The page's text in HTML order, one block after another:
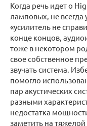
Когда речь идет о
ламповых, не всегда
«усилитель не
конце концов,
тоже в некотором
свое собственное
звучать система.
помогло
пар акустических
разными
недостатка
заметить на